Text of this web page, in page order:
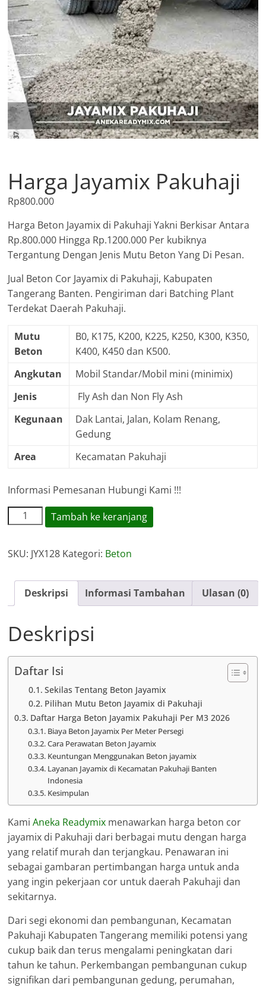
Harga Jayamix Pakuhaji
Rp800.000
Harga Beton Jayamix di Pakuhaji Yakni Berkisar Antara
Rp.800.000 Hingga Rp.1200.000 Per kubiknya
Tergantung Dengan Jenis Mutu Beton Yang Di Pesan.
Jual Beton Cor Jayamix di Pakuhaji, Kabupaten
Tangerang Banten. Pengiriman dari Batching Plant
Terdekat Daerah Pakuhaji.
Mutu
Beton
B0, K175, K200, K225, K250, K300, K350,
K400, K450 dan K500.
Angkutan
Mobil Standar/Mobil mini (minimix)
Jenis
Fly Ash dan Non Fly Ash
Kegunaan
Dak Lantai, Jalan, Kolam Renang,
Gedung
Area
Kecamatan Pakuhaji
Informasi Pemesanan Hubungi Kami !!!
Kuantitas
Harga
Pakuhaji
Tambah ke keranjang
SKU: JYX128 Kategori: Beton
Deskripsi Informasi Tambahan Ulasan (0)
Deskripsi
Daftar Isi
Sekilas Tentang Beton Jayamix
Pilihan Mutu Beton Jayamix di Pakuhaji
Daftar Harga Beton Jayamix Pakuhaji Per M3 2026
Biaya Beton Jayamix Per Meter Persegi
Cara Perawatan Beton Jayamix
Keuntungan Menggunakan Beton jayamix
Layanan Jayamix di Kecamatan Pakuhaji Banten
Indonesia
Kesimpulan
KamiAneka Readymix menawarkan harga beton cor
jayamix di Pakuhaji dari berbagai mutu dengan harga
yang relatif murah dan terjangkau. Penawaran ini
sebagai gambaran pertimbangan harga untuk anda
yang ingin pekerjaan cor untuk daerah Pakuhaji dan
sekitarnya.
Dari segi ekonomi dan pembangunan, Kecamatan
Pakuhaji Kabupaten Tangerang memiliki potensi yang
cukup baik dan terus mengalami peningkatan dari
tahun ke tahun. Perkembangan pembangunan cukup
signifikan dari pembangunan gedung, perumahan,